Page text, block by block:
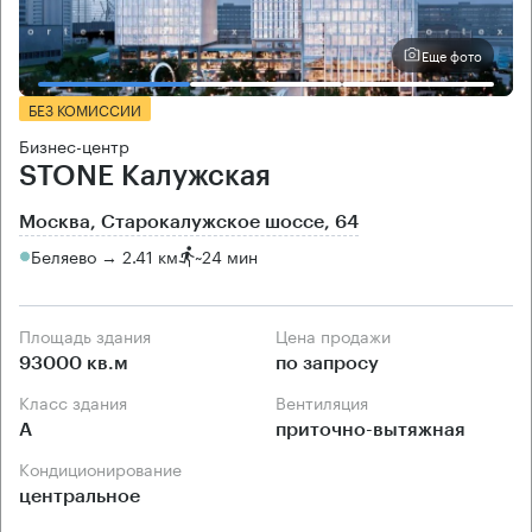
Еще фото
БЕЗ КОМИССИИ
Бизнес-центр
STONE Калужская
Москва, Старокалужское шоссе, 64
Беляево → 2.41 км ~24 мин
Площадь здания
93000 кв.м
Цена продажи
по запросу
Класс здания
А
Вентиляция
приточно-вытяжная
Кондиционирование
центральное